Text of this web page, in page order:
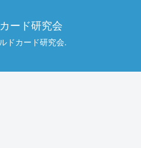
ード研究会
ドカード研究会.